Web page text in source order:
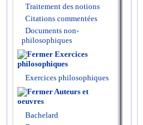
Traitement des notions
Citations commentées
Documents non-
philosophiques
Exercices
philosophiques
Exercices philosophiques
Auteurs et
oeuvres
Bachelard